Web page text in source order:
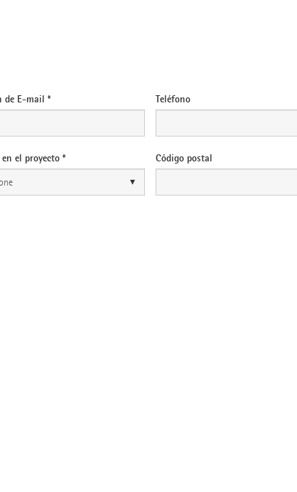
de E-mail * Teléfono
el proyecto * Código postal